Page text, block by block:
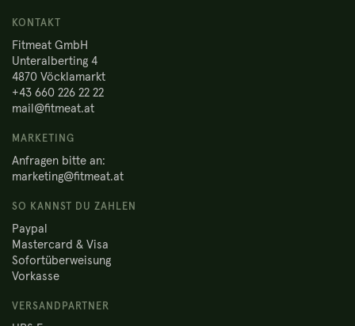
KONTAKT
Fitmeat GmbH
Unteralberting 4
4870 Vöcklamarkt
+43 660 226 22 22
mail@fitmeat.at
MARKETING
Anfragen bitte an:
marketing@fitmeat.at
SO KANNST DU ZAHLEN
Paypal
Mastercard & Visa
Sofortüberweisung
Vorkasse
VERSANDPARTNER